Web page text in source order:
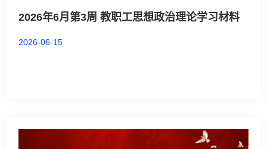
2026年6月第3周 教职工思想政治理论学习材料
2026-06-15